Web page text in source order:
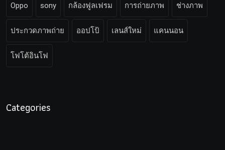
Oppo sony กล้องฟูลเฟรม การถ่ายภาพ ช่างภาพ
ประกวดภาพถ่าย ออปโป้ เลนส์ใหม่ แคนนอน
โฟโต้อินโฟ
Categories